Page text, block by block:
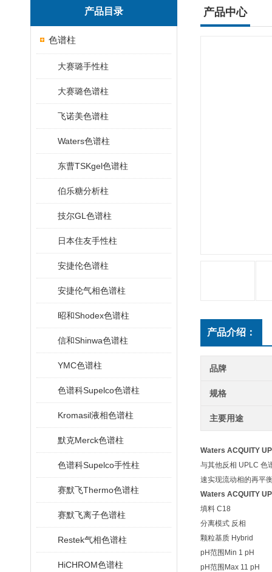
产品目录
色谱柱
大赛璐手性柱
大赛璐色谱柱
飞诺美色谱柱
Waters色谱柱
东曹TSKgel色谱柱
伯乐糖分析柱
技尔GL色谱柱
日本住友手性柱
安捷伦色谱柱
安捷伦气相色谱柱
昭和Shodex色谱柱
信和Shinwa色谱柱
YMC色谱柱
色谱科Supelco色谱柱
Kromasil液相色谱柱
默克Merck色谱柱
色谱科Supelco手性柱
赛默飞Thermo色谱柱
赛默飞离子色谱柱
Restek气相色谱柱
HiCHROM色谱柱
产品中心
产品介绍：
品牌
规格
主要用途
Waters ACQUITY
与其他反相 UPLC 色
速实现流动相的再平
Waters ACQUITY
填料 C18
分离模式 反相
颗粒基质 Hybrid
pH范围Min 1 pH
pH范围Max 11 pH